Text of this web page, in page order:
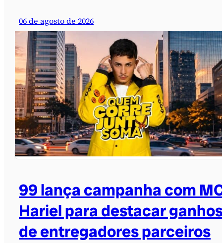
06 de agosto de 2026
99 lança campanha com
Hariel para destacar
de entregadores parceiros